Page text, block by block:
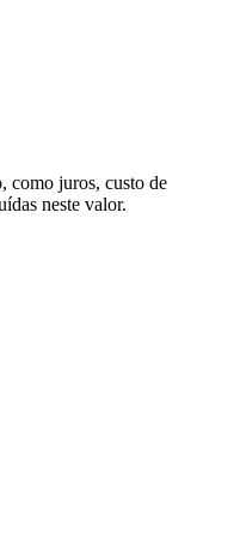
como juros, custo de
neste valor.